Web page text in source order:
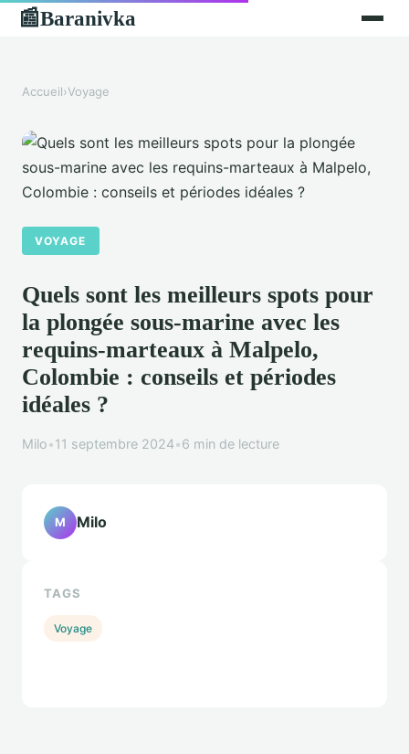
📰Baranivka
Accueil›Voyage
VOYAGE
Quels sont les meilleurs spots pour
la plongée sous-marine avec les
requins-marteaux à Malpelo,
Colombie : conseils et périodes
idéales ?
Milo•11 septembre 2024•6 min de lecture
M Milo
TAGS
Voyage